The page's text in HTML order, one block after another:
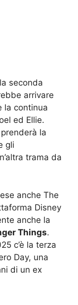
seconda
arrivare
la continua
ed Ellie.
la
gli
trama da
anche The
Disney
anche la
Things.
c’è la terza
Day, una
di un ex